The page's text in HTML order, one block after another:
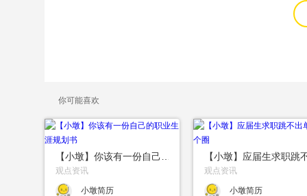
你可能喜欢
观点资讯
小墩简历
观点资讯
小墩简历